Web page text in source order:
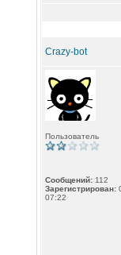
Crazy-bot
Пользователь
Сообщений: 112
Зарегистрирован:
07:22